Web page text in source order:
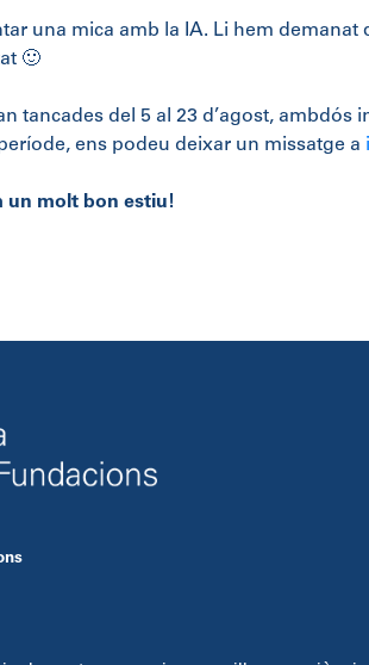
una mica amb la IA. Li hem demanat
🙂
tancades del 5 al 23 d’agost, ambdós
ens podeu deixar un missatge a
un molt bon estiu!